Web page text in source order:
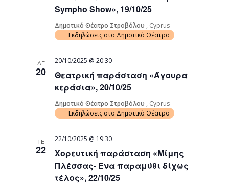
Sympho Show», 19/10/25
Δημοτικό Θέατρο Στροβόλου , Cyprus
Εκδηλώσεις στο Δημοτικό Θέατρο
ΔΕ
20
Θεατρική παράσταση «Άγουρα
κεράσια», 20/10/25
20/10/2025 @ 20:30
Δημοτικό Θέατρο Στροβόλου , Cyprus
Εκδηλώσεις στο Δημοτικό Θέατρο
ΤΕ
22
Χορευτική παράσταση «Μίμης
Πλέσσας- Ένα παραμύθι δίχως
τέλος», 22/10/25
22/10/2025 @ 19:30